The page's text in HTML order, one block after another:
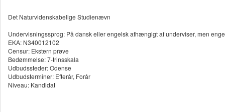
Det Naturvidenskabelige Studienævn
Undervisningssprog: På dansk eller engelsk afhængigt af underviser, men
EKA: N340012102
Censur: Ekstern prøve
Bedømmelse: 7-trinsskala
Udbudssteder: Odense
Udbudsterminer: Efterår, Forår
Niveau: Kandidat